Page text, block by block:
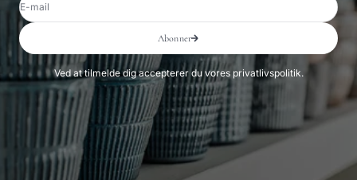
E-mail
Abonner
Ved at tilmelde dig accepterer du vores privatlivspolitik.